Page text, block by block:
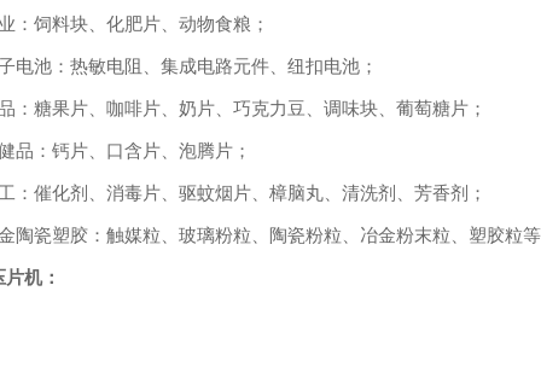
：饲料块、化肥片、动物食粮；
电池：热敏电阻、集成电路元件、纽扣电池；
：糖果片、咖啡片、奶片、巧克力豆、调味块、葡萄糖片；
品：钙片、口含片、泡腾片；
：催化剂、消毒片、驱蚊烟片、樟脑丸、清洗剂、芳香剂；
陶瓷塑胶：触媒粒、玻璃粉粒、陶瓷粉粒、冶金粉末粒、塑胶粒
片机：